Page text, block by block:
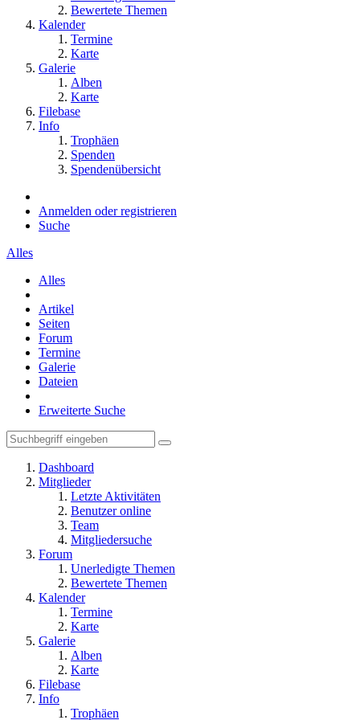
Bewertete Themen
Kalender
Termine
Karte
Galerie
Alben
Karte
Filebase
Info
Trophäen
Spenden
Spendenübersicht
Anmelden oder registrieren
Suche
Alles
Alles
Artikel
Seiten
Forum
Termine
Galerie
Dateien
Erweiterte Suche
Dashboard
Mitglieder
Letzte Aktivitäten
Benutzer online
Team
Mitgliedersuche
Forum
Unerledigte Themen
Bewertete Themen
Kalender
Termine
Karte
Galerie
Alben
Karte
Filebase
Info
Trophäen